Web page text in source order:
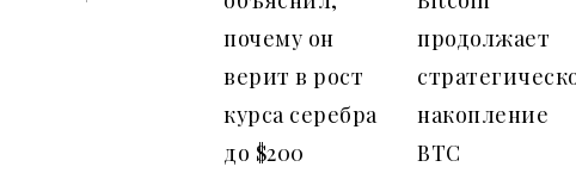
почему он
верит в рост
курса серебра
до $200
продолжает
накопление
BTC